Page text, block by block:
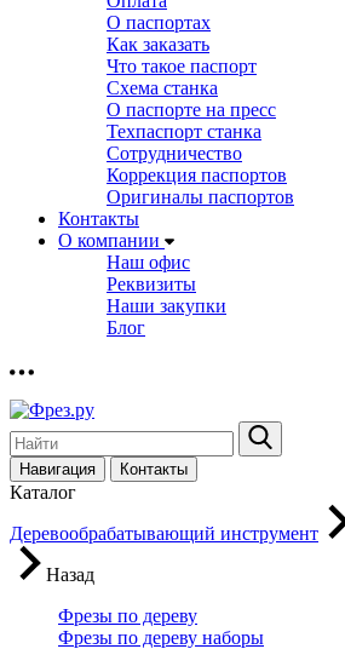
О паспортах
Как заказать
Что такое паспорт
Схема станка
О паспорте на пресс
Техпаспорт станка
Сотрудничество
Коррекция паспортов
Оригиналы паспортов
Контакты
О компании
Наш офис
Реквизиты
Наши закупки
Блог
Навигация Контакты
Каталог
Деревообрабатывающий инструмент
Назад
Фрезы по дереву
Фрезы по дереву наборы